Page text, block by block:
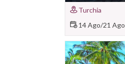
Turchia
14 Ago/21 Ago